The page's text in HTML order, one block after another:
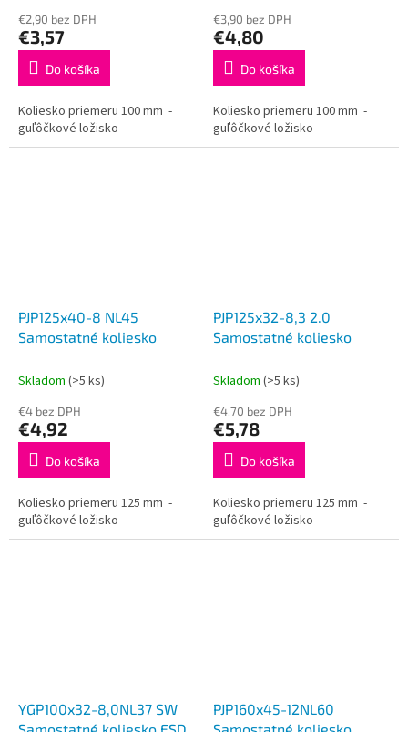
€2,90 bez DPH
€3,57
Do košíka
Koliesko priemeru 100 mm -
guľôčkové ložisko
€3,90 bez DPH
€4,80
Do košíka
Koliesko priemeru 100 mm -
guľôčkové ložisko
PJP125x40-8 NL45
Samostatné koliesko
Skladom (>5 ks)
€4 bez DPH
€4,92
Do košíka
Koliesko priemeru 125 mm -
guľôčkové ložisko
PJP125x32-8,3 2.0
Samostatné koliesko
Skladom (>5 ks)
€4,70 bez DPH
€5,78
Do košíka
Koliesko priemeru 125 mm -
guľôčkové ložisko
YGP100x32-8,0NL37 SW
PJP160x45-12NL60